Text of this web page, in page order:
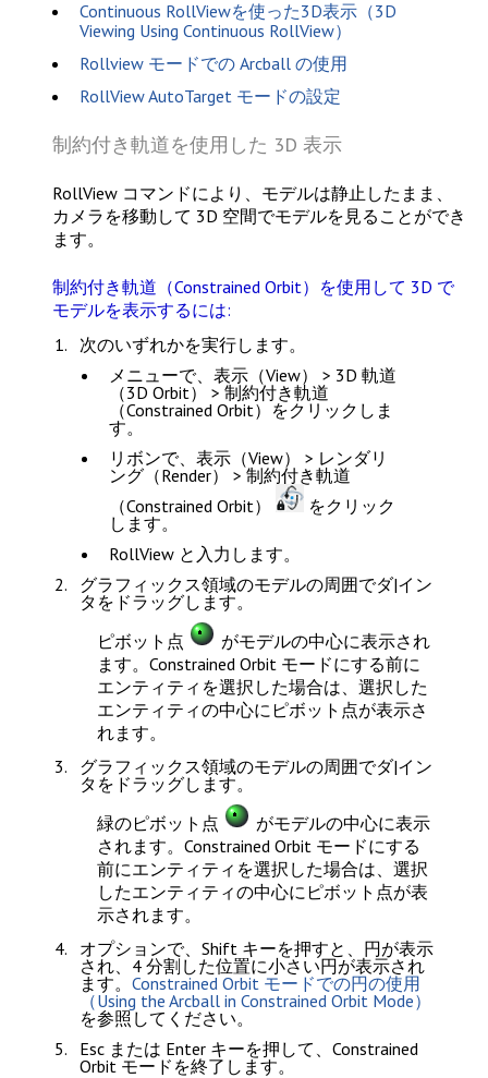
Continuous RollViewを使った3D表示（3D
Viewing Using Continuous RollView）
Rollview モードでの Arcball の使用
RollView AutoTarget モードの設定
制約付き軌道を使用した 3D 表示
RollView コマンドにより、モデルは静止したまま、
カメラを移動して 3D 空間でモデルを見ることができ
ます。
制約付き軌道（Constrained Orbit）を使用して 3D で
モデルを表示するには:
次のいずれかを実行します。
メニューで、表示（View） > 3D 軌道
（3D Orbit） > 制約付き軌道
（Constrained Orbit） をクリックしま
す。
リボンで、表示（View） > レンダリ
ング（Render） > 制約付き軌道
（Constrained Orbit）
をクリック
します。
RollView と入力します。
グラフィックス領域のモデルの周囲でダ|イン
タをドラッグします。
ピボット点
がモデルの中心に表示され
ます。Constrained Orbit モードにする前に
エンティティを選択した場合は、選択した
エンティティの中心にピボット点が表示さ
れます。
グラフィックス領域のモデルの周囲でダ|イン
タをドラッグします。
緑のピボット点
がモデルの中心に表示
されます。Constrained Orbit モードにする
前にエンティティを選択した場合は、選択
したエンティティの中心にピボット点が表
示されます。
オプションで、Shift キーを押すと、円が表示
され、4 分割した位置に小さい円が表示され
ます。Constrained Orbit モードでの円の使用
（Using the Arcball in Constrained Orbit Mode）
を参照してください。
Esc または Enter キーを押して、Constrained
Orbit モードを終了します。